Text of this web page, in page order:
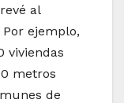
al
ejemplo,
viviendas
metros
de